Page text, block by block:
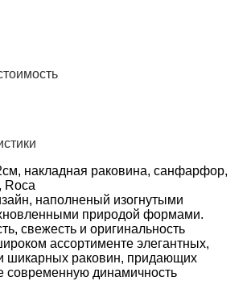
накладная раковина, санфарфор,
Roca
наполненый изогнутыми
природой формами.
свежесть и оригинальность
ассортименте элегантных,
шикарных раковин, придающих
современную динамичность